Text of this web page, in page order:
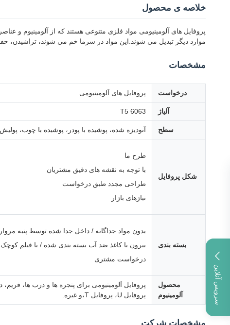
سرویس آنلاین
خلاصه ی محصول
پروفایل های آلومینیومی مواد فلزی متنوعی هستند که از آلومینیوم و
موارد دیگر تبدیل می شوند.اين مواد در سرما خم مي شوند، تراشیدن،
مشخصات
درخواست پروفایل های آلومینیومی
آلیاژ 6063 T5
سطح آنودیزه شده، پوشیده با پودر، پوشیده با چوب،
شکل پروفایل
طرح ما
با توجه به نقشه های دقیق مشتریان
طراحی مجدد طبق درخواست
نیازهای بازار
بسته بندی
بدون مواد جداگانه / داخل جدا شده توسط پنبه
بیرون با کاغذ ضد آب بسته بندی شده / با فیلم
درخواست مشتری
محصول
آلومینیوم
پروفایل آلومینیومی برای پنجره ها و درب ها،
پروفایل U، پروفایل T،و غیره.
مشخصات شرکت